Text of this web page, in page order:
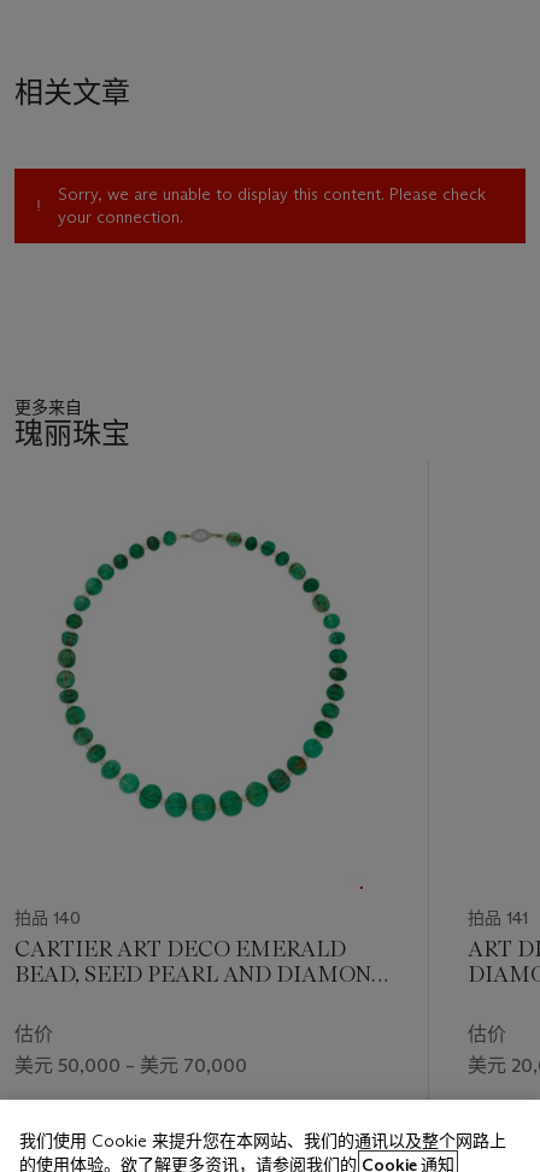
相关文章
Sorry, we are unable to display this content. Please check
your connection.
更多来自
瑰丽珠宝
拍品 140
CARTIER ART DECO EMERALD
BEAD, SEED PEARL AND DIAMOND
估价
美元 50,000 – 美元 70,000
美元 495,300
拍品 141
ART
估价
美元
美元
我们使用 Cookie 来提升您在本网站、我们的通讯以及整个网路上
的使用体验。欲了解更多资讯，请参阅我们的 Cookie 通知